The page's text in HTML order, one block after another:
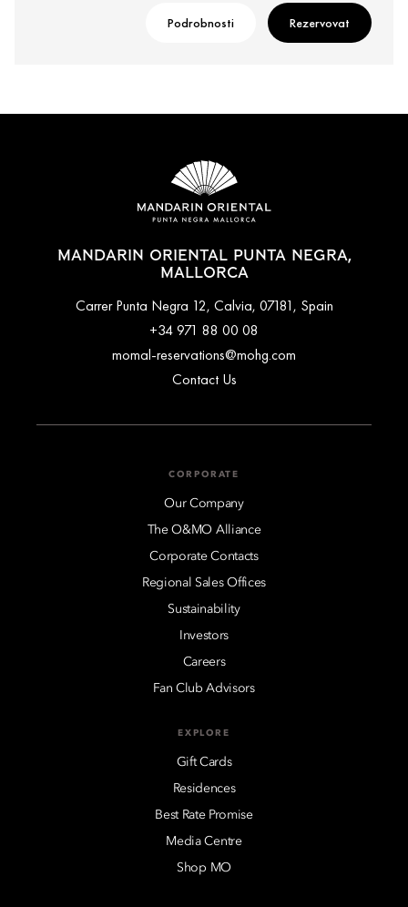
Podrobnosti Rezervovat
MANDARIN ORIENTAL PUNTA NEGRA,
MALLORCA
Carrer Punta Negra 12, Calvia, 07181, Spain
+34 971 88 00 08
momal-reservations@mohg.com
Contact Us
CORPORATE
Our Company
The O&MO Alliance
Corporate Contacts
Regional Sales Offices
Sustainability
Investors
Careers
Fan Club Advisors
EXPLORE
Gift Cards
Residences
Best Rate Promise
Media Centre
Shop MO